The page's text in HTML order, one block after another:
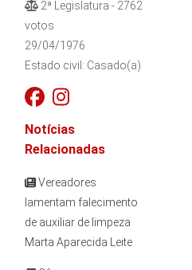
2ª Legislatura - 2762
votos
29/04/1976
Estado civil: Casado(a)
Notícias
Relacionadas
Vereadores
lamentam falecimento
de auxiliar de limpeza
Marta Aparecida Leite